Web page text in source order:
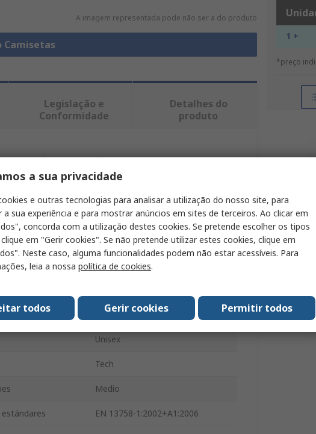
A imagem representada pode não ser a do produto
Camisetas
1 +
*preço
Legislação e
Conformidade
Detalhes do
produto
produtos semelhantes.
Helly Hansen
Camiseta
S
100 % poliamida
Unisex
Tech
Medio
EN 13758-1:2002+A1:2006
a sua privacidade
e outras tecnologias para analisar a utilização do nosso site, para
a sua experiência e para mostrar anúncios em sites de terceiros. Ao clicar em
concorda com a utilização destes cookies. Se pretende escolher os tipos
em "Gerir cookies". Se não pretende utilizar estes cookies, clique em
Neste caso, alguma funcionalidades podem não estar acessíveis. Para
leia a nossa política de cookies.
Permitir todos
Gerir cookies
todos